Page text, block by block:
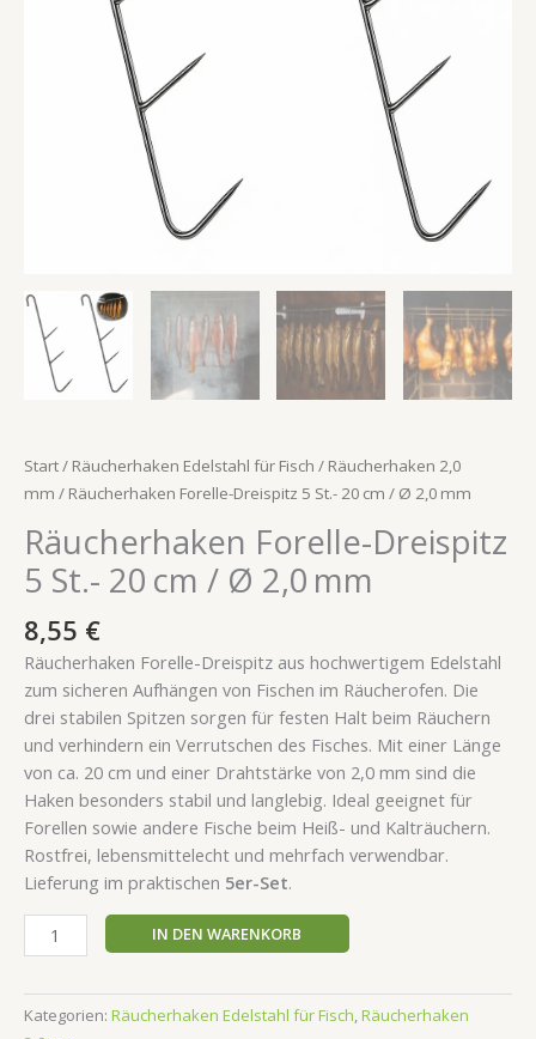
Start/ Räucherhaken Edelstahl für Fisch / Räucherhaken 2,0
mm / Räucherhaken Forelle-Dreispitz 5 St.- 20 cm / Ø 2,0 mm
Räucherhaken Forelle-Dreispitz
5 St.- 20 cm / Ø 2,0 mm
8,55 €
Räucherhaken Forelle-Dreispitz aus hochwertigem Edelstahl
zum sicheren Aufhängen von Fischen im Räucherofen. Die
drei stabilen Spitzen sorgen für festen Halt beim Räuchern
und verhindern ein Verrutschen des Fisches. Mit einer Länge
von ca. 20 cm und einer Drahtstärke von 2,0 mm sind die
Haken besonders stabil und langlebig. Ideal geeignet für
Forellen sowie andere Fische beim Heiß- und Kalträuchern.
Rostfrei, lebensmittelecht und mehrfach verwendbar.
Lieferung im praktischen 5er-Set.
IN DEN WARENKORB
Kategorien: Räucherhaken Edelstahl für Fisch,Räucherhaken